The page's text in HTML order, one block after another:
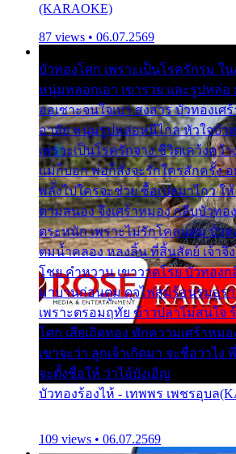
(KARAOKE)
87 views • 06.07.2569
บัวทองโศก เพราะเป็นโรครักรุม
หนุ่มหลอกเอา เขารวย และรูปหล่อ
ออเซาะจนใจเบา สงสาร บัวทองเศ
อาลัย หนุ่มรูปหล่อหนีไกล หัวใจบัว
เพราะเป็นโรครักจาง ชีวิตเคว้งคว้
แม่ก็บอก พ่อก็สั่งจะรักใครสักครั้ง
พลั้งไปใครจะช่วย ซื้อเปลมาไกว ใ
ตามสนอง จึงเศร้าหมอง กลีบบัวทอ
ตระหนัก เพราะไม่รักโคลนตม บัว
ตมน้ำคลอง หลงลิ้น ที่สิ้นสัตย์ เจ้าจึ
โชย คำหวาน เขาวาดโรย บัวทอง
มาบานก่อนตูม ดุจไฟสุมร้อนรุมอุรา
เพราะตรอมฤทัย ข้าวปลาไม่สนใจ
โศก เสียเถิดทอง พักความเศร้าหมอ
เขาจะว่า ลูกเจ้าเกิดมา จะชื่อว่าไง
จะตั้งชื่อให้ ว่าไอ้บังเอิญ
บัวทองร้องไห้ - เทพพร เพชรอุบล
109 views • 06.07.2569